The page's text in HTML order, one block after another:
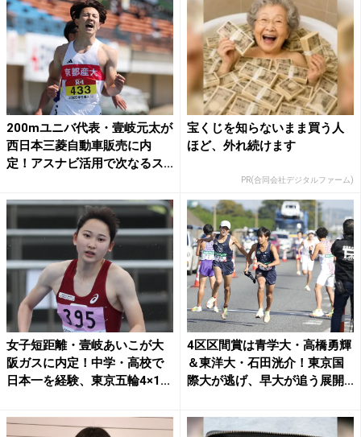
200mユニバ代表・壹岐元太が
西日本三菱自動車販売に内
定！アスナビ活用で次なるス...
宝くじを知らないまま買う人
ほど、外れ続けます
PR(合同会社デジタルファーム)
女子短距離・壹岐あいこが大
阪ガスに内定！中学・高校で
日本一を経験、東京五輪4×1...
4区区間賞は青学大・高橋勇輝
＆東洋大・石田洸介！東京国
際大が逃げ、早大が追う展開...